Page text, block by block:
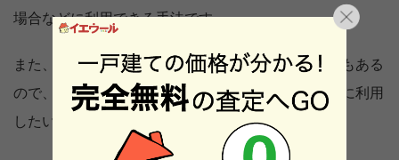
場合などに利用できる手法です。
また、当日依頼で引っ越し業務を行ってくれる業者もある
ので、数時間の空きができて今がチャンスという時に利用
したい時に有効です。